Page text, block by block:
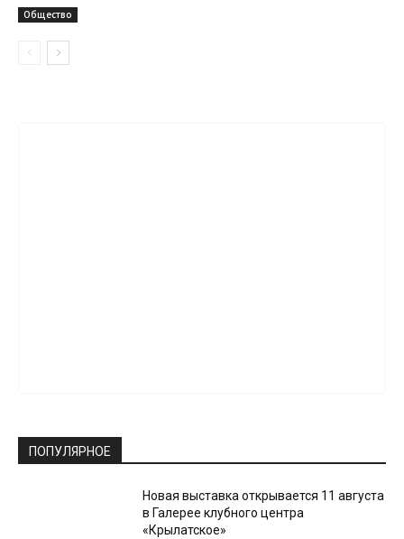
Общество
ПОПУЛЯРНОЕ
Новая выставка открывается 11 августа
в Галерее клубного центра
«Крылатское»